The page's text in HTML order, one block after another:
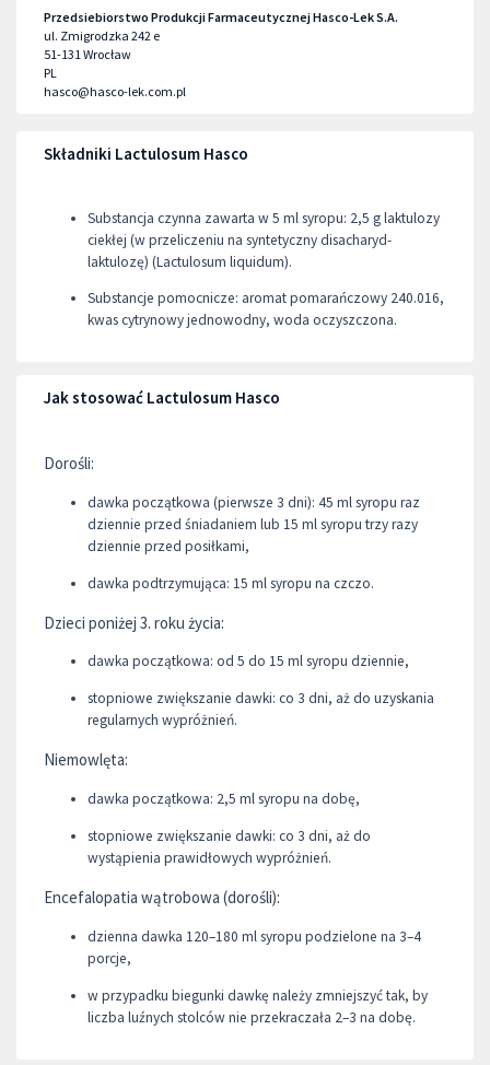
Przedsiebiorstwo Produkcji Farmaceutycznej Hasco-Lek S.A.
ul. Zmigrodzka 242 e
51-131Wrocław
PL
hasco@hasco-lek.com.pl
Składniki Lactulosum Hasco
Substancja czynna zawarta w 5 ml syropu: 2,5 g laktulozy
ciekłej (w przeliczeniu na syntetyczny disacharyd-
laktulozę) (Lactulosum liquidum).
Substancje pomocnicze: aromat pomarańczowy 240.016,
kwas cytrynowy jednowodny, woda oczyszczona.
Jak stosować Lactulosum Hasco
Dorośli:
dawka początkowa (pierwsze 3 dni): 45 ml syropu raz
dziennie przed śniadaniem lub 15 ml syropu trzy razy
dziennie przed posiłkami,
dawka podtrzymująca: 15 ml syropu na czczo.
Dzieci poniżej 3. roku życia:
dawka początkowa: od 5 do 15 ml syropu dziennie,
stopniowe zwiększanie dawki: co 3 dni, aż do uzyskania
regularnych wypróżnień.
Niemowlęta:
dawka początkowa: 2,5 ml syropu na dobę,
stopniowe zwiększanie dawki: co 3 dni, aż do
wystąpienia prawidłowych wypróżnień.
Encefalopatia wątrobowa (dorośli):
dzienna dawka 120–180 ml syropu podzielone na 3–4
porcje,
w przypadku biegunki dawkę należy zmniejszyć tak, by
liczba luźnych stolców nie przekraczała 2–3 na dobę.